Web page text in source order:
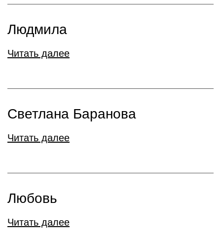
Людмила
Читать далее
Светлана Баранова
Читать далее
Любовь
Читать далее